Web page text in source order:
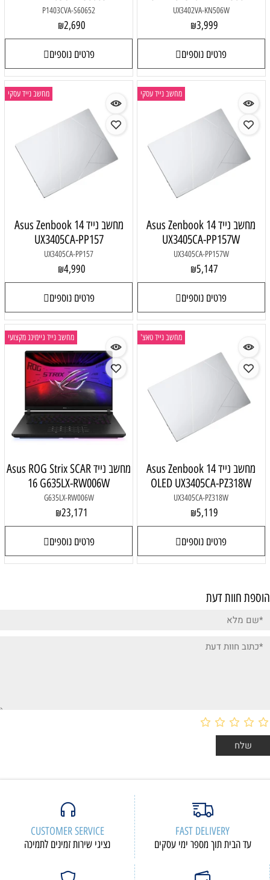
UX3402VA-KN506W
₪3,999
פרטים נוספים
P1403CVA-S60652
₪2,690
פרטים נוספים
מחשב נייד עסקי
מחשב נייד Asus Zenbook 14
UX3405CA-PP157W
UX3405CA-PP157W
₪5,147
פרטים נוספים
מחשב נייד עסקי
מחשב נייד Asus Zenbook 14
UX3405CA-PP157
UX3405CA-PP157
₪4,990
פרטים נוספים
מחשב נייד טאצ'
מחשב נייד Asus Zenbook 14
OLED UX3405CA-PZ318W
UX3405CA-PZ318W
₪5,119
פרטים נוספים
מחשב נייד גיימינג מקצועי
מחשב נייד Asus ROG Strix SCAR
16 G635LX-RW006W
G635LX-RW006W
₪23,171
פרטים נוספים
הוספת חוות דעת
FAST DELIVERY
עד הבית תוך מספר ימי עסקים
CUSTOMER SERVICE
נציגי שירות זמינים לתמיכה